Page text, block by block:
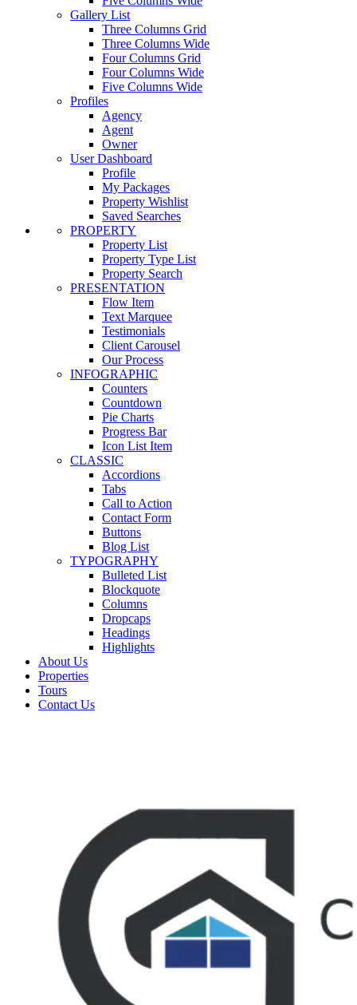
Gallery List
Three Columns Grid
Three Columns Wide
Four Columns Grid
Four Columns Wide
Five Columns Wide
Profiles
Agency
Agent
Owner
User Dashboard
Profile
My Packages
Property Wishlist
Saved Searches
PROPERTY
Property List
Property Type List
Property Search
PRESENTATION
Flow Item
Text Marquee
Testimonials
Client Carousel
Our Process
INFOGRAPHIC
Counters
Countdown
Pie Charts
Progress Bar
Icon List Item
CLASSIC
Accordions
Tabs
Call to Action
Contact Form
Buttons
Blog List
TYPOGRAPHY
Bulleted List
Blockquote
Columns
Dropcaps
Headings
Highlights
About Us
Properties
Tours
Contact Us